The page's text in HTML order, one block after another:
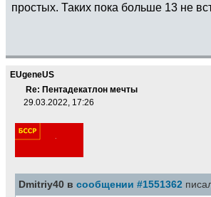
простых. Таких пока больше 13 не
EUgeneUS
Re: Пентадекатлон мечты
29.03.2022, 17:26
Dmitriy40 в сообщении #1551362